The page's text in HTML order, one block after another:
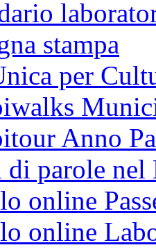
stampa
per
Anno
parole
online
online